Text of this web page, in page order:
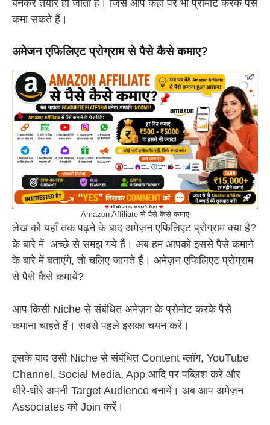
बनकर तैयार हो जाता है। जिसे आप कहीं पर भी प्रोमोट करके पैसे
कमा सकते हैं।
अमेजन एफिलिएट प्रोग्राम से पैसे कैसे कमाए?
Amazon Affiliate से पैसे कैसे कमाए
लेख को यहाँ तक पढ़ने के बाद अमेज़न एफिलिएट प्रोग्राम क्या है?
के बारे में अच्छे से समझ गये हैं। अब हम आपको इससे पैसे कमाने
के बारे में बताएंगे, तो चलिए जानते हैं। अमेज़न एफिलिएट प्रोग्राम
से पैसे कैसे कमायें?
आप किसी Niche से संबंधित अमेज़न के प्रोमोट करके पैसे
कमाना चाहते हैं। सबसे पहले इसका चयन करें।
इसके बाद उसी Niche से संबंधित Content ब्लॉग, YouTube
Channel, Social Media, App आदि पर पब्लिश करें और
धीरे-धीरे अपनी Target Audience बनायें। अब आप अमेज़न
Associates को Join करें।